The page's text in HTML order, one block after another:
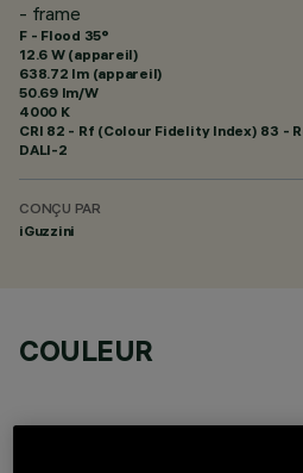
- frame
F - Flood 35°
12.6 W (appareil)
638.72 lm (appareil)
50.69 lm/W
4000 K
CRI 82 - Rf (Colour Fidelity Index) 83 -
DALI-2
CONÇU PAR
iGuzzini
COULEUR